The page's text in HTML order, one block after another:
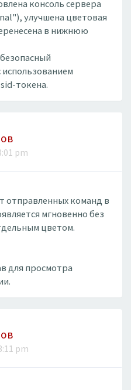
консоль сервера
улучшена цветовая
в нижнюю
токена.
pm
отправленных команд в
мгновенно без
цветом.
для просмотра
pm